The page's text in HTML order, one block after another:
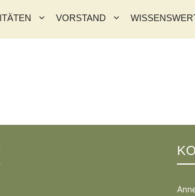
VORSTAND